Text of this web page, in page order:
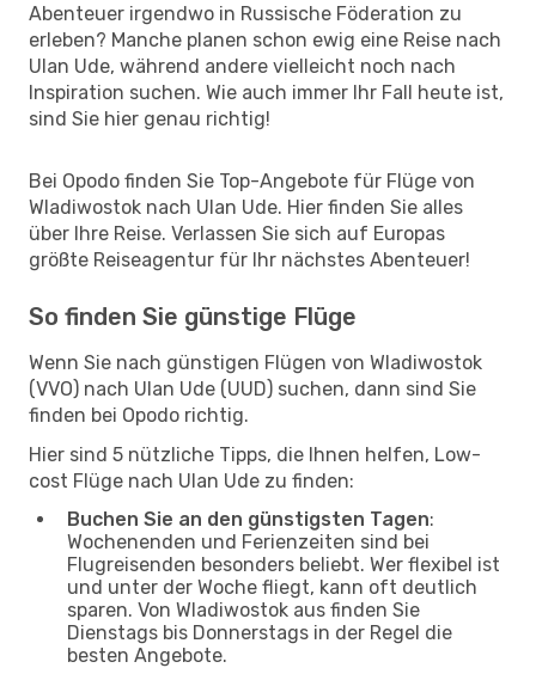
Abenteuer irgendwo in Russische Föderation zu
erleben? Manche planen schon ewig eine Reise nach
Ulan Ude, während andere vielleicht noch nach
Inspiration suchen. Wie auch immer Ihr Fall heute ist,
sind Sie hier genau richtig!
Bei Opodo finden Sie Top-Angebote für Flüge von
Wladiwostok nach Ulan Ude. Hier finden Sie alles
über Ihre Reise. Verlassen Sie sich auf Europas
größte Reiseagentur für Ihr nächstes Abenteuer!
So finden Sie günstige Flüge
Wenn Sie nach günstigen Flügen von Wladiwostok
(VVO) nach Ulan Ude (UUD) suchen, dann sind Sie
finden bei Opodo richtig.
Hier sind 5 nützliche Tipps, die Ihnen helfen, Low-
cost Flüge nach Ulan Ude zu finden:
Buchen Sie an den günstigsten Tagen:
Wochenenden und Ferienzeiten sind bei
Flugreisenden besonders beliebt. Wer flexibel ist
und unter der Woche fliegt, kann oft deutlich
sparen. Von Wladiwostok aus finden Sie
Dienstags bis Donnerstags in der Regel die
besten Angebote.